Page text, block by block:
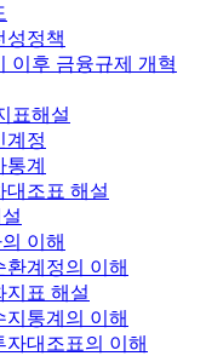
성정책
이후 금융규제 개혁
표해설
계정
계
대조표 해설
이해
계정의 이해
지표 해설
통계의 이해
대조표의 이해